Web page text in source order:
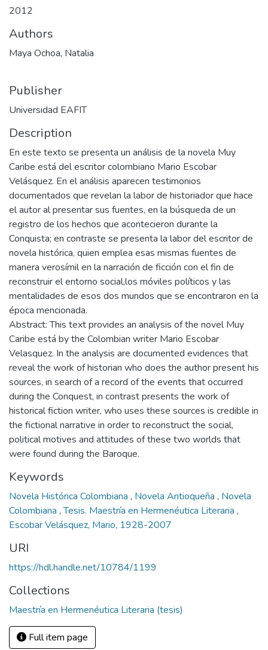
2012
Authors
Maya Ochoa, Natalia
Publisher
Universidad EAFIT
Description
En este texto se presenta un análisis de la novela Muy
Caribe está del escritor colombiano Mario Escobar
Velásquez. En el análisis aparecen testimonios
documentados que revelan la labor de historiador que hace
el autor al presentar sus fuentes, en la búsqueda de un
registro de los hechos que acontecieron durante la
Conquista; en contraste se presenta la labor del escritor de
novela histórica, quien emplea esas mismas fuentes de
manera verosímil en la narración de ficción con el fin de
reconstruir el entorno social,los móviles políticos y las
mentalidades de esos dos mundos que se encontraron en la
época mencionada.
Abstract: This text provides an analysis of the novel Muy
Caribe está by the Colombian writer Mario Escobar
Velasquez. In the analysis are documented evidences that
reveal the work of historian who does the author present his
sources, in search of a record of the events that occurred
during the Conquest, in contrast presents the work of
historical fiction writer, who uses these sources is credible in
the fictional narrative in order to reconstruct the social,
political motives and attitudes of these two worlds that
were found during the Baroque.
Keywords
Novela Histórica Colombiana , Novela Antioqueña , Novela
Colombiana ,Tesis. Maestría en Hermenéutica Literaria ,
Escobar Velásquez, Mario, 1928-2007
URI
https://hdl.handle.net/10784/1199
Collections
Maestría en Hermenéutica Literaria (tesis)
Full item page